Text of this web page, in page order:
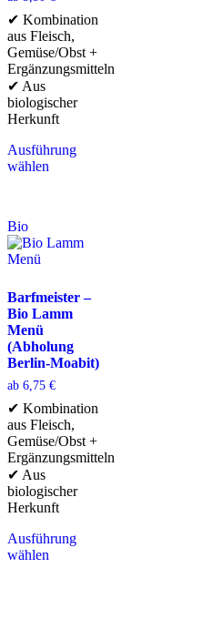
✔ Kombination
aus Fleisch,
Gemüse/Obst +
Ergänzungsmitteln
✔ Aus
biologischer
Herkunft
Ausführung
wählen
Bio
Barfmeister –
Bio Lamm
Menü
(Abholung
Berlin-Moabit)
ab 6,75 €
✔ Kombination
aus Fleisch,
Gemüse/Obst +
Ergänzungsmitteln
✔ Aus
biologischer
Herkunft
Ausführung
wählen